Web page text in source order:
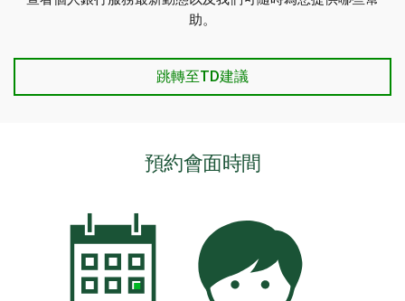
助。
跳轉至TD建議
預約會面時間